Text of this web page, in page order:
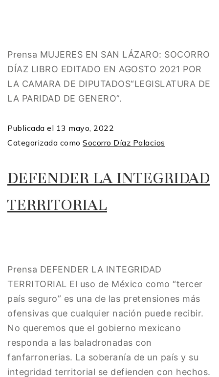
Prensa MUJERES EN SAN LÁZARO: SOCORRO
DÍAZ LIBRO EDITADO EN AGOSTO 2021 POR
LA CAMARA DE DIPUTADOS“LEGISLATURA DE
LA PARIDAD DE GENERO”.
Publicada el 13 mayo, 2022
Categorizada como Socorro Díaz Palacios
DEFENDER LA INTEGRIDAD
TERRITORIAL
Prensa DEFENDER LA INTEGRIDAD
TERRITORIAL El uso de México como “tercer
país seguro” es una de las pretensiones más
ofensivas que cualquier nación puede recibir.
No queremos que el gobierno mexicano
responda a las baladronadas con
fanfarronerias. La soberanía de un país y su
integridad territorial se defienden con hechos.